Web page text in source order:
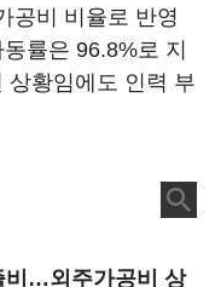
공비 비율로 반영
률은 96.8%로 지
상황임에도 인력 부
비…외주가공비 상